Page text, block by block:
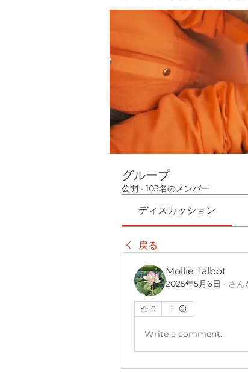
グループ
公開 · 103名のメンバー
ディスカッション
戻る
Mollie Talbot
2025年5月6日 · さん
0
Write a comment...